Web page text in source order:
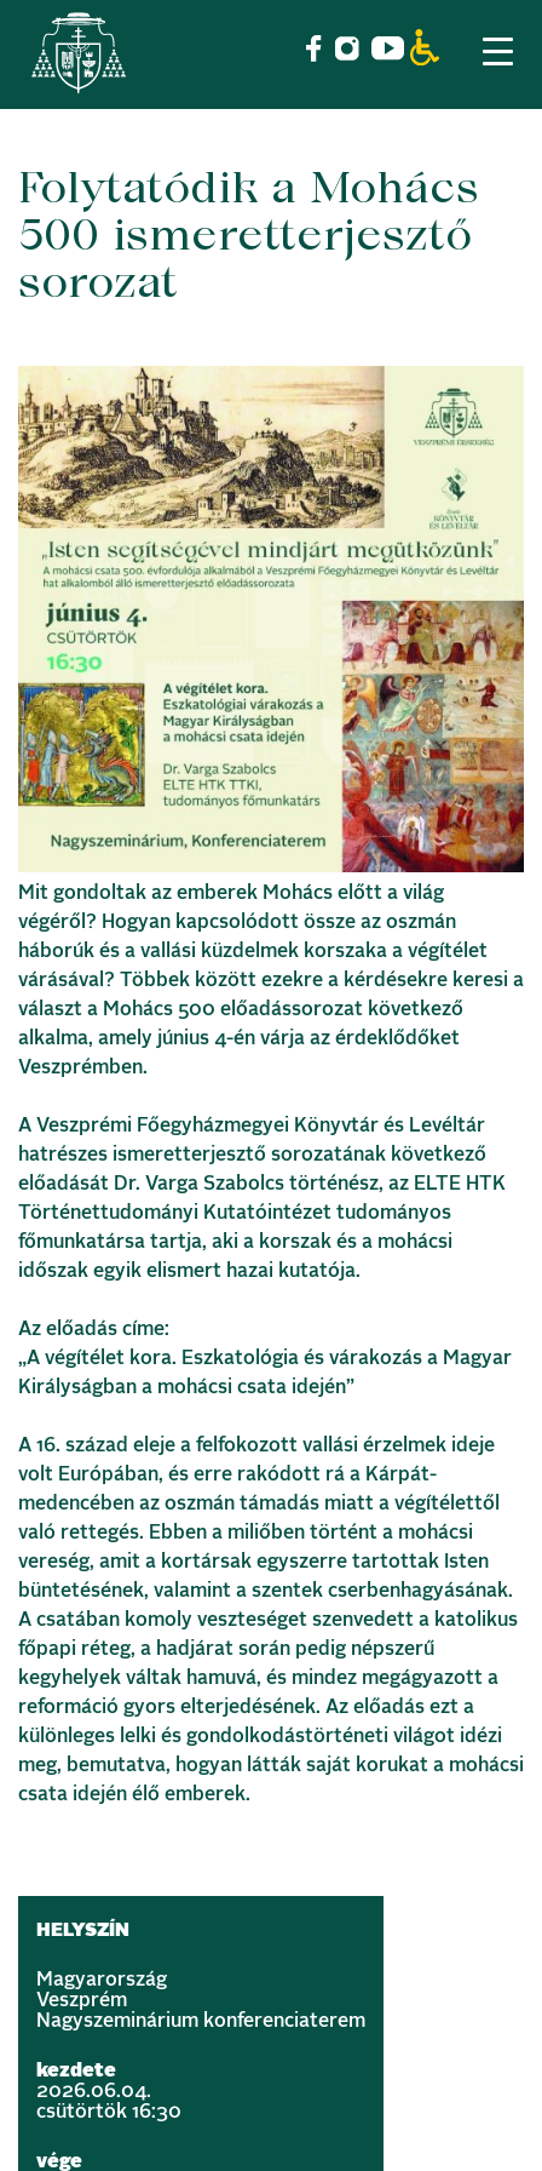
Skip
content
Folytatódik a Mohács
500 ismeretterjesztő
sorozat
Mit gondoltak az emberek Mohács előtt a világ
végéről? Hogyan kapcsolódott össze az oszmán
háborúk és a vallási küzdelmek korszaka a végítélet
várásával? Többek között ezekre a kérdésekre keresi a
választ a Mohács 500 előadássorozat következő
alkalma, amely június 4-én várja az érdeklődőket
Veszprémben.
A Veszprémi Főegyházmegyei Könyvtár és Levéltár
hatrészes ismeretterjesztő sorozatának következő
előadását Dr. Varga Szabolcs történész, az ELTE HTK
Történettudományi Kutatóintézet tudományos
főmunkatársa tartja, aki a korszak és a mohácsi
időszak egyik elismert hazai kutatója.
Az előadás címe:
„A végítélet kora. Eszkatológia és várakozás a Magyar
Királyságban a mohácsi csata idején”
A 16. század eleje a felfokozott vallási érzelmek ideje
volt Európában, és erre rakódott rá a Kárpát-
medencében az oszmán támadás miatt a végítélettől
való rettegés. Ebben a miliőben történt a mohácsi
vereség, amit a kortársak egyszerre tartottak Isten
büntetésének, valamint a szentek cserbenhagyásának.
A csatában komoly veszteséget szenvedett a katolikus
főpapi réteg, a hadjárat során pedig népszerű
kegyhelyek váltak hamuvá, és mindez megágyazott a
reformáció gyors elterjedésének. Az előadás ezt a
különleges lelki és gondolkodástörténeti világot idézi
meg, bemutatva, hogyan látták saját korukat a mohácsi
csata idején élő emberek.
HELYSZÍN
Magyarország
Veszprém
Nagyszeminárium konferenciaterem
kezdete
2026.06.04.
csütörtök 16:30
vége